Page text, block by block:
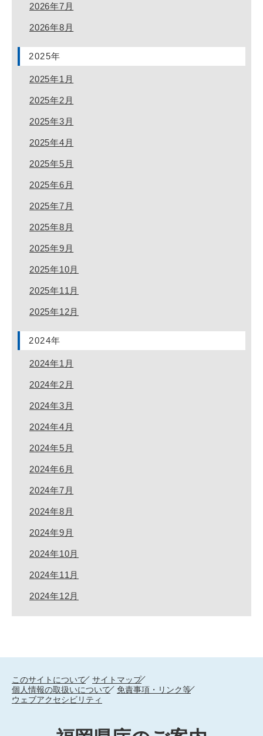
2026年7月
2026年8月
2025年
2025年1月
2025年2月
2025年3月
2025年4月
2025年5月
2025年6月
2025年7月
2025年8月
2025年9月
2025年10月
2025年11月
2025年12月
2024年
2024年1月
2024年2月
2024年3月
2024年4月
2024年5月
2024年6月
2024年7月
2024年8月
2024年9月
2024年10月
2024年11月
2024年12月
このサイトについて
サイトマップ
個人情報の取扱いについて
免責事項・リンク等
ウェブアクセシビリティ